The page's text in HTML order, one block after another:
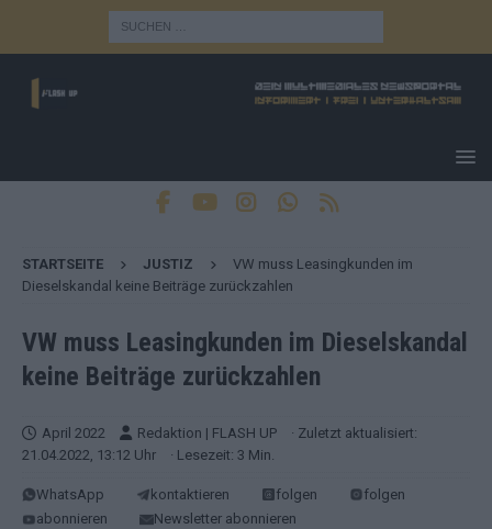
STARTSEITE JUSTIZ
VW muss Leasingkunden im
Dieselskandal keine Beiträge zurückzahlen
VW muss Leasingkunden im Dieselskandal
keine Beiträge zurückzahlen
April 2022 Redaktion | FLASH UP
· Zuletzt aktualisiert:
21.04.2022, 13:12 Uhr
· Lesezeit: 3 Min.
WhatsApp kontaktieren folgen
folgen
abonnieren
Newsletter abonnieren